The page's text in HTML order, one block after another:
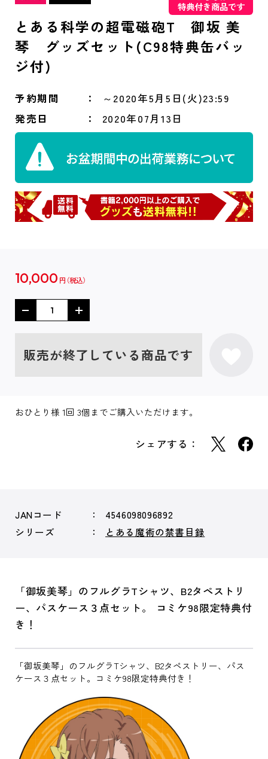
特典付き商品です
とある科学の超電磁砲T 御坂 美
琴 グッズセット(C98特典缶バッ
ジ付)
予約期間
～2020年5月5日(火)23:59
発売日
2020年07月13日
10,000 円
販売が終了している商品です
おひとり様 1回 3個までご購入いただけます。
シェアする：
JANコード
4546098096892
シリーズ
とある魔術の禁書目録
「御坂美琴」のフルグラTシャツ、B2タペストリ
ー、パスケース３点セット。 コミケ98限定特典付
き！
「御坂美琴」のフルグラTシャツ、B2タペストリー、パス
ケース３点セット。コミケ98限定特典付き！